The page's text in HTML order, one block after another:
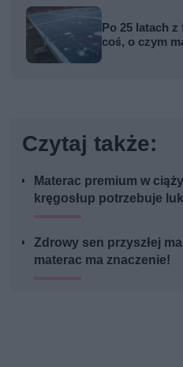
Po 25 latach
coś, o czym
Czytaj także:
Materac premium w
kręgosłup potrzebuje
Zdrowy sen przyszłej
materac ma znaczenie!